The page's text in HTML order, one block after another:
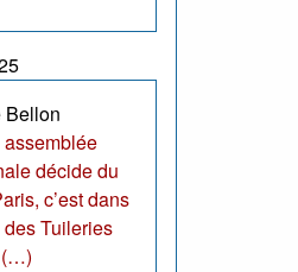
Bellon
décide du
c’est dans
Tuileries
(…)